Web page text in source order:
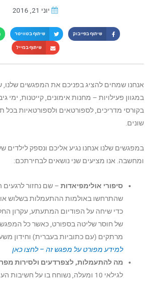
יוני 21, 2016
שיתוף בפייבוק שיתוף בטוויטר
שיתוף במייל
אנחנו שמחים להציג בפניכם את המפגשים
במגוון פעילויות – מחנות אימונים, קייטנות, ימי
בקורסי מדריכים, לספורטאים ולספורטאיות בכל
שונים.
במפגשים שלנו אנחנו נגיע אליכם ונספק לילדים
ומחשבה. אנו מציעים שני נושאים לבחירתכם:
סיפורי אולימפיאדות – שם נחזור לרגעים
שהתרחשו באולמות ההתעמלות בשלוש
כדי שיחה על הפודיום המתעתע, עקרון
של חוסר שליטה בספורט, כאשר כל המפגש
מרתקים (עם כתוביות בעברית) וחידון
למידע מפורט על מפגש זה – לחצו כאן
מה להתעמלות, לצפרדעים ולסירות
לגילאי 10 ומעלה, נשוחח בו על